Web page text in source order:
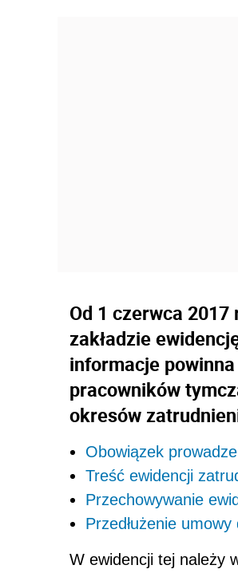
Od 1 czerwca
zakładzie
informacje
pracowników
okresów
Obowiązek
Treść ewidencji
Przechowywanie
Przedłużenie
W ewidencji tej należy